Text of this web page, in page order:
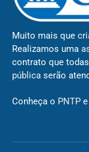
Muito mais que
Realizamos uma
contrato que
pública serão
Conheça o PNTP